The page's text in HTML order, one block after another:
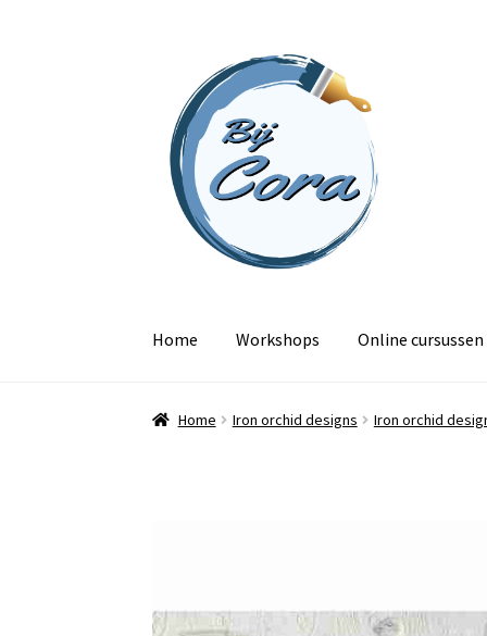
naar
navigatie
inhoud
Home Workshops Online cursussen
Home Iron orchid designs Iron orchid